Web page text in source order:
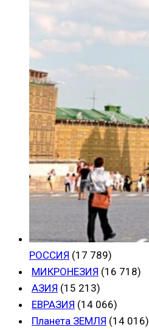
РОССИЯ (17 789)
МИКРОНЕЗИЯ (16 718)
АЗИЯ (15 213)
ЕВРАЗИЯ (14 066)
Планета ЗЕМЛЯ (14 016)